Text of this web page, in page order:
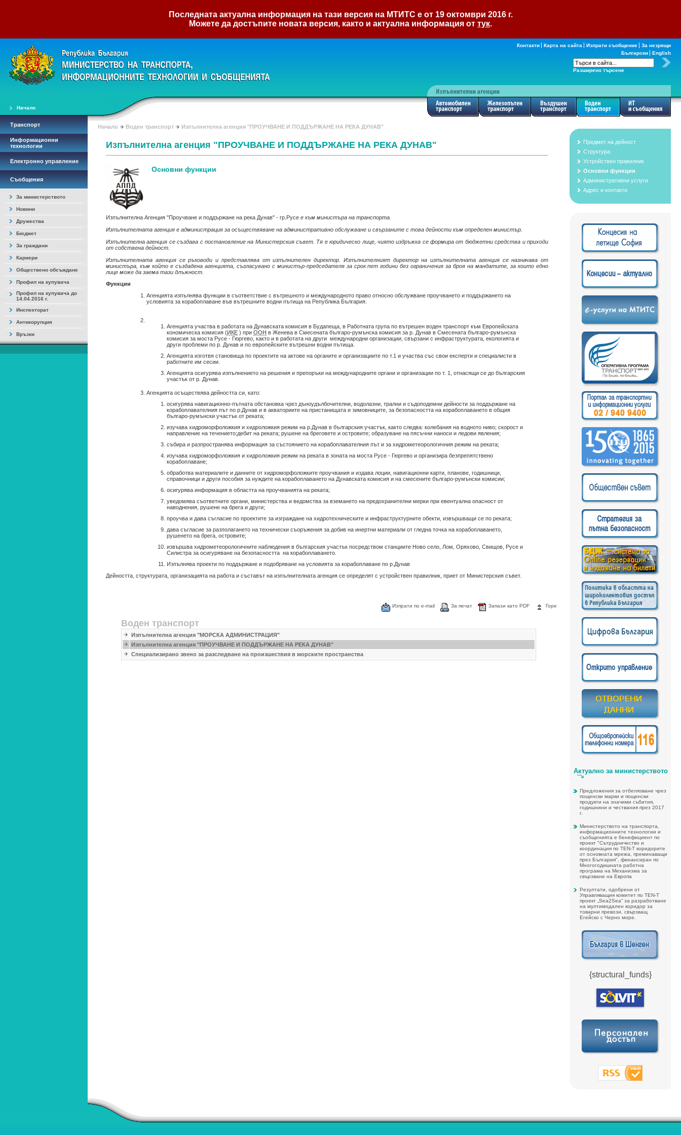
Последната актуална информация на тази версия на МТИТС е от 19 октомври 2016 г.
Можете да достъпите новата версия, както и актуална информация от тук.
Контакти Карта на сайта Изпрати съобщение
За незрящи
Български
English
Разширено търсене
Начало
Транспорт
Информационни
технологии
Електронно управление
Съобщения
За министерството
Новини
Дружества
Бюджет
За граждани
Кариери
Обществено обсъждане
Профил на купувача
Профил на купувача до
14.04.2016 г.
Инспекторат
Антикорупция
Връзки
Начало Воден транспорт Изпълнителна агенция "ПРОУЧВАНЕ И ПОДДЪРЖАНЕ НА РЕКА ДУНАВ"
Изпълнителна агенция "ПРОУЧВАНЕ И ПОДДЪРЖАНЕ НА РЕКА ДУНАВ"
Основни функции
Изпълнителна Агенция "Проучване и поддържане на река Дунав" - гр.Русе е към министъра на транспорта.
Изпълнителната агенция е администрация за осъществяване на административно обслужване и свързаните с това дейности към определен министър.
Изпълнителна агенция се създава с постановление на Министерския съвет. Тя е юридическо лице, чиято издръжка се формира от бюджетни средства и приходи
от собствена дейност.
Изпълнителната агенция се ръководи и представлява от изпълнителен директор. Изпълнителният директор на изпълнителната агенция се назначава от
министъра, към който е създадена агенцията, съгласувано с министър-председателя за срок пет години без ограничения за броя на мандатите, за които едно
лице може да заема тази длъжност.
Функции
Агенцията изпълнява функции в съответствие с вътрешното и международното право относно обслужване проучването и поддържането на
условията за корабоплаване във вътрешните водни пътища на Република България.
Агенцията участва в работата на Дунавската комисия в Будапеща, в Работната група по вътрешен воден транспорт към Европейската
кономическа комисия (ИКЕ ) при ООН в Женева в Смесената българо-румънска комисия за р. Дунав в Смесената българо-румънска
комисия за моста Русе - Гюргево, както и в работата на други международни организации, свързани с инфраструктурата, екологията и
други проблеми по р. Дунав и по европейските вътрешни водни пътища.
Агенцията изготвя становища по проектите на актове на органите и организациите по т.1 и участва със свои експерти и специалисти в
работните им сесии.
Агенцията осигурява изпълнението на решения и препоръки на международните органи и организации по т. 1, отнасящи се до българския
участък от р. Дунав.
Агенцията осъществява дейността си, като:
осигурява навигационно-пътната обстановка чрез дъноудълбочителни, водолазни, трални и съдоподемни дейности за поддържане на
корабоплавателния път по р.Дунав и в акваториите на пристанищата и зимовниците, за безопасността на корабоплаването в общия
българо-румънски участък от реката;
изучава хидроморфоложкия и хидроложкия режим на р.Дунав в българския участък, както следва: колебания на водното ниво; скорост и
направление на течението;дебит на реката; рушене на бреговете и островите; образуване на пясъчни наноси и ледови явления;
събира и разпространява информация за състоянието на корабоплавателния път и за хидрометеорологичния режим на реката;
изучава хидроморфоложкия и хидроложкия режим на реката в зоната на моста Русе - Гюргево и организира безпрепятствено
корабоплаване;
обработва материалите и данните от хидроморфоложките проучвания и издава лоции, навигационни карти, планове, годишници,
справочници и други пособия за нуждите на корабоплаването на Дунавската комисия и на смесените българо-румънски комисии;
осигурява информация в областта на проучванията на реката;
уведомява съответните органи, министерства и ведомства за вземането на предохранителни мерки при евентуална опасност от
наводнения, рушене на брега и други;
проучва и дава съгласие по проектите за изграждане на хидротехническите и инфраструктурните обекти, извършващи се по реката;
дава съгласие за разполагането на технически съоръжения за добив на инертни материали от гледна точка на корабоплаването,
рушенето на брега, островите;
извършва хидрометеорологичните наблюдения в българския участък посредством станциите Ново село, Лом, Оряхово, Свищов, Русе и
Силистра за осигуряване на безопасността на корабоплаването.
Изпълнява проекти по поддържане и подобряване на условията за корабоплаване по р.Дунав
Дейността, структурата, организацията на работа и съставът на изпълнителната агенция се определят с устройствен правилник, приет от Министерския съвет.
Изпрати по е-mail За печат Запази като PDF Горе
Воден транспорт
Изпълнителна агенция "МОРСКА АДМИНИСТРАЦИЯ"
Изпълнителна агенция "ПРОУЧВАНЕ И ПОДДЪРЖАНЕ НА РЕКА ДУНАВ"
Специализирано звено за разследване на произшествия в морските пространства
Предмет на дейност
Структура
Устройствен правилник
Основни функции
Административни услуги
Адрес и контакти
Актуално за министерството
Предложения за отбелязване чрез
пощенски марки и пощенски
продукти на значими събития,
годишнини и чествания през 2017
г.
Министерството на транспорта,
информационните технологии и
съобщенията е бенефициент по
проект "Сътрудничество и
координация по TEN-T коридорите
от основната мрежа, преминаващи
през България", финансиран по
Многогодишната работна
програма на Механизма за
свързване на Европа
Резултати, одобрени от
Управляващия комитет по TEN-T
проект „Sea2Sea” за разработване
на мултимодален коридор за
товарни превози, свързващ
Егейско с Черно море.
{structural_funds}